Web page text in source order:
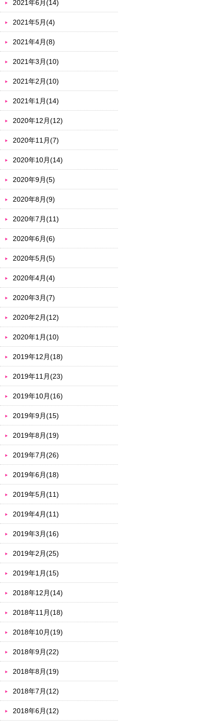
2021年6月(14)
2021年5月(4)
2021年4月(8)
2021年3月(10)
2021年2月(10)
2021年1月(14)
2020年12月(12)
2020年11月(7)
2020年10月(14)
2020年9月(5)
2020年8月(9)
2020年7月(11)
2020年6月(6)
2020年5月(5)
2020年4月(4)
2020年3月(7)
2020年2月(12)
2020年1月(10)
2019年12月(18)
2019年11月(23)
2019年10月(16)
2019年9月(15)
2019年8月(19)
2019年7月(26)
2019年6月(18)
2019年5月(11)
2019年4月(11)
2019年3月(16)
2019年2月(25)
2019年1月(15)
2018年12月(14)
2018年11月(18)
2018年10月(19)
2018年9月(22)
2018年8月(19)
2018年7月(12)
2018年6月(12)